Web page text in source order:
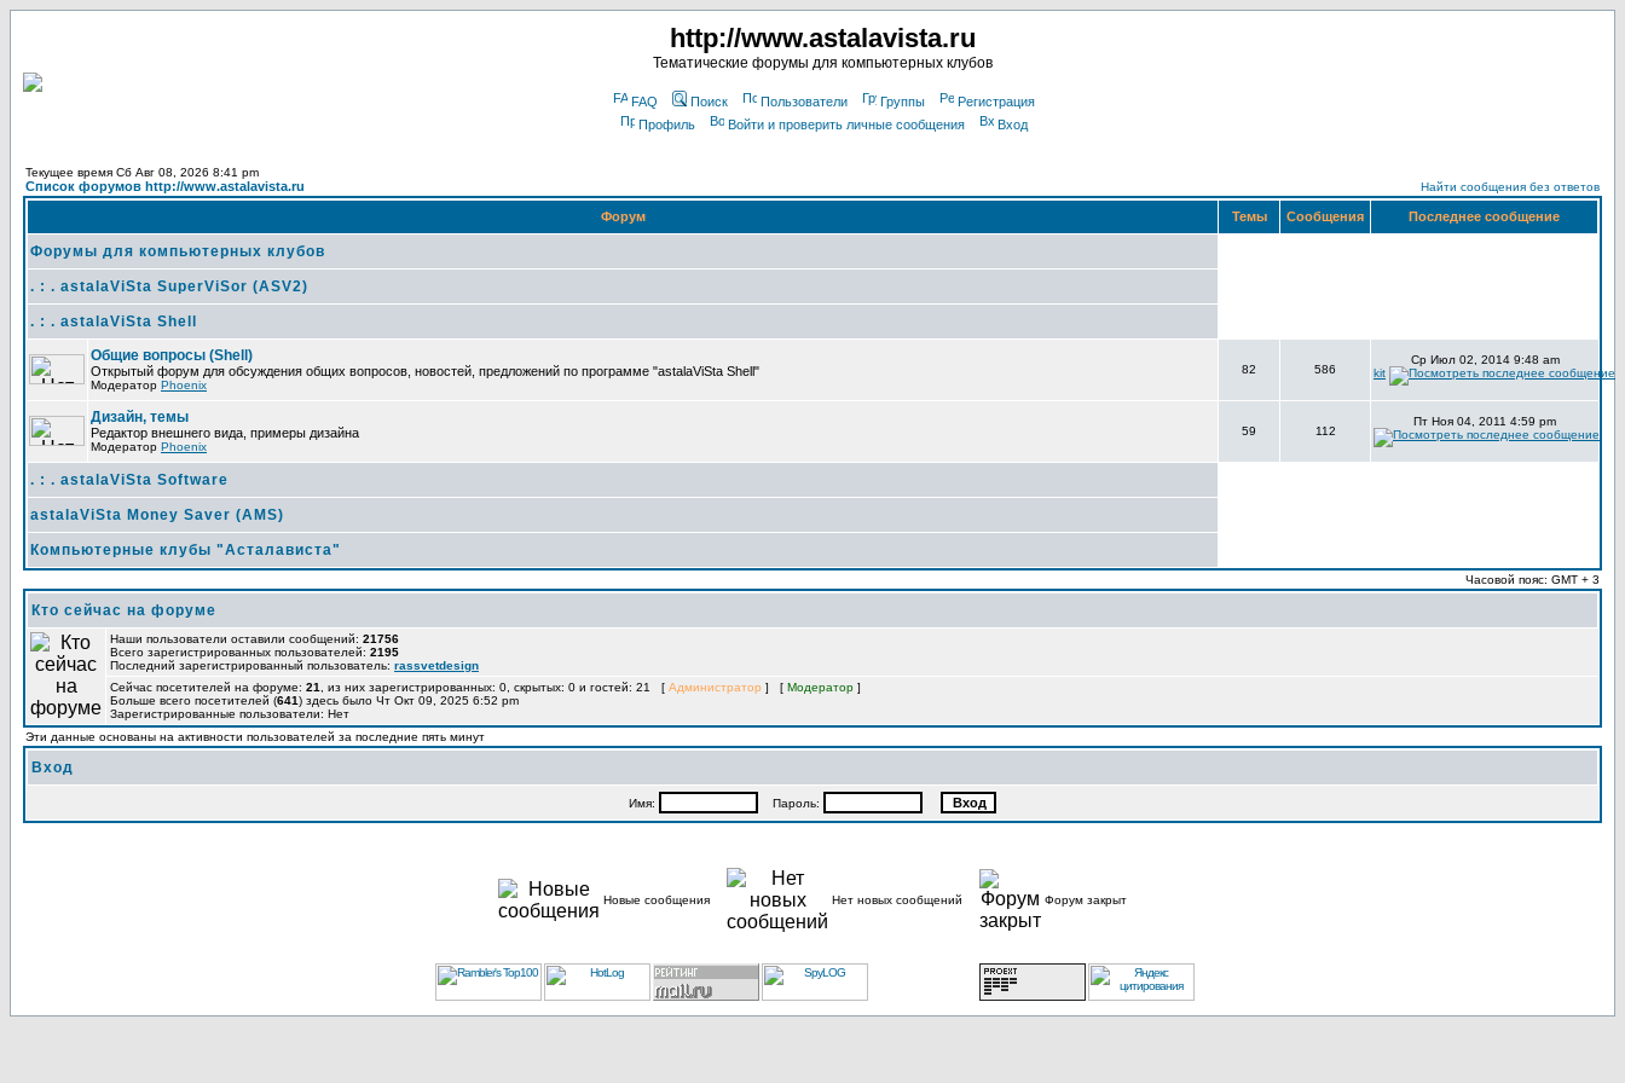
http://www.astalavista.ru
Тематические форумы для компьютерных клубов
FAQ Поиск Пользователи Группы
Регистрация
Профиль
Войти и проверить личные сообщения Вход
Текущее время Сб Авг 08, 2026 8:41 pm
Список форумов http://www.astalavista.ru Найти сообщения без ответов
Форум Темы Сообщения Последнее сообщение
Форумы для компьютерных клубов
. : . astalaViSta SuperViSor (ASV2)
. : . astalaViSta Shell
Общие вопросы (Shell)
Открытый форум для обсуждения общих вопросов, новостей, предложений по программе "astalaViSta Shell"
Модератор Phoenix
82 586
Ср Июл 02, 2014 9:48 am
kit
Дизайн, темы
Редактор внешнего вида, примеры дизайна
Модератор Phoenix
59 112
Пт Ноя 04, 2011 4:59 pm
. : . astalaViSta Software
astalaViSta Money Saver (AMS)
Компьютерные клубы "Асталависта"
Часовой пояс: GMT + 3
Кто сейчас на форуме
Наши пользователи оставили сообщений: 21756
Всего зарегистрированных пользователей: 2195
Последний зарегистрированный пользователь: rassvetdesign
Сейчас посетителей на форуме: 21 , из них зарегистрированных: 0, скрытых: 0 и гостей: 21 [ Администратор ] [ Модератор ]
Больше всего посетителей (641) здесь было Чт Окт 09, 2025 6:52 pm
Зарегистрированные пользователи: Нет
Эти данные основаны на активности пользователей за последние пять минут
Вход
Имя: Пароль:
Новые сообщения Нет новых сообщений Форум закрыт